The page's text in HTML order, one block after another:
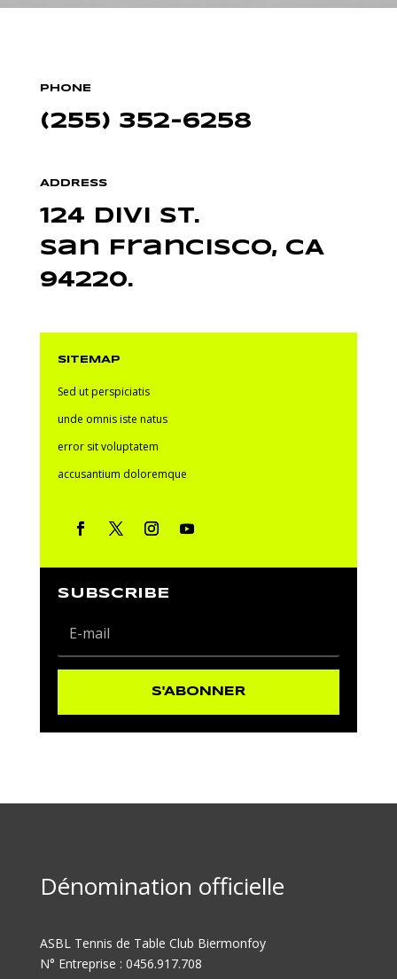
PHONE
(255) 352-6258
ADDRESS
124 Divi St.
San Francisco, CA
94220.
SITEMAP
Sed ut perspiciatis
unde omnis iste natus
error sit voluptatem
accusantium doloremque
SUBSCRIBE
S'ABONNER
Dénomination officielle
ASBL Tennis de Table Club Biermonfoy
N° Entreprise : 0456.917.708